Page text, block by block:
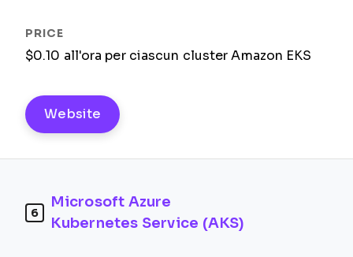
$0.10 all'ora per ciascun cluster Amazon EKS
Website
6
Microsoft Azure
Kubernetes Service (AKS)